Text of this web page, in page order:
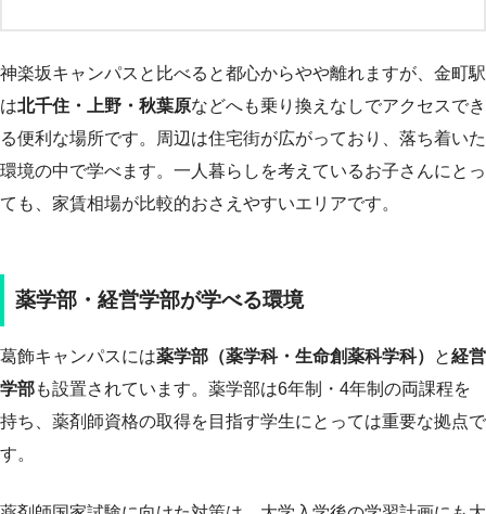
神楽坂キャンパスと比べると都心からやや離れますが、金町駅
は北千住・上野・秋葉原などへも乗り換えなしでアクセスでき
る便利な場所です。周辺は住宅街が広がっており、落ち着いた
環境の中で学べます。一人暮らしを考えているお子さんにとっ
ても、家賃相場が比較的おさえやすいエリアです。
薬学部・経営学部が学べる環境
葛飾キャンパスには薬学部（薬学科・生命創薬科学科） と経営
学部も設置されています。薬学部は6年制・4年制の両課程を
持ち、薬剤師資格の取得を目指す学生にとっては重要な拠点で
す。